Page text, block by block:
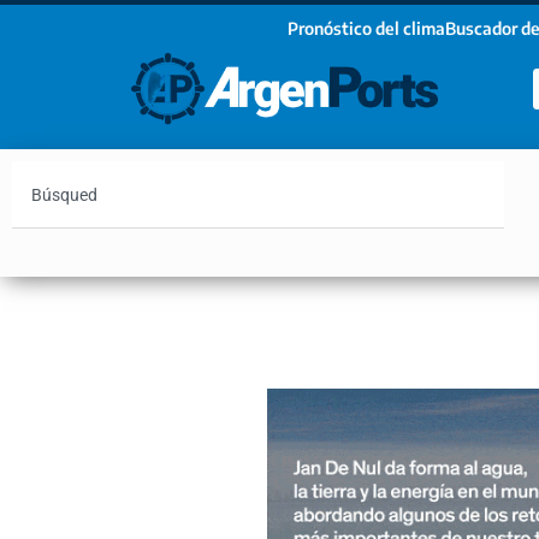
Pronóstico del climaBuscador
¡Sumate a nuestro Newsletter!
Email
Estoy de acuerdo con las condiciones y políticas